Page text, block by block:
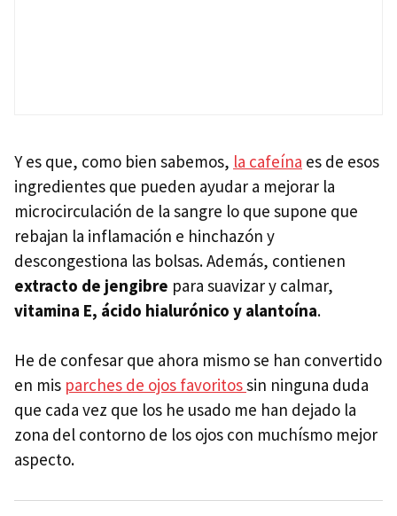
Y es que, como bien sabemos, la cafeína es de esos
ingredientes que pueden ayudar a mejorar la
microcirculación de la sangre lo que supone que
rebajan la inflamación e hinchazón y
descongestiona las bolsas. Además, contienen
extracto de jengibre para suavizar y calmar,
vitamina E, ácido hialurónico y alantoína.
He de confesar que ahora mismo se han convertido
en mis parches de ojos favoritossin ninguna duda
que cada vez que los he usado me han dejado la
zona del contorno de los ojos con muchísmo mejor
aspecto.